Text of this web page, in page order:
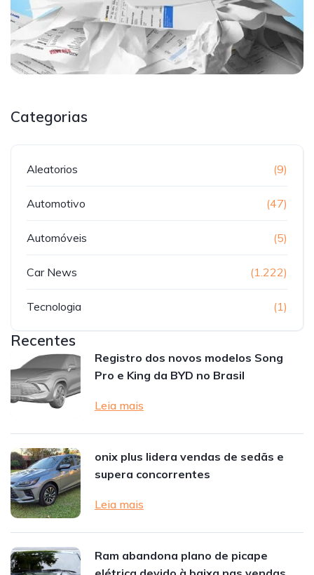
Categorias
Aleatorios (9)
Automotivo (47)
Automóveis (5)
Car News (1.222)
Tecnologia (1)
Recentes
Registro dos novos modelos Song
Pro e King da BYD no Brasil
Leia mais
onix plus lidera vendas de sedãs e
supera concorrentes
Leia mais
Ram abandona plano de picape